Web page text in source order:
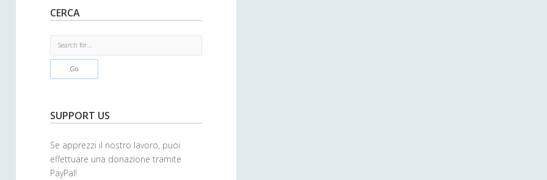
CERCA
e
h
SUPPORT US
Se apprezzi il nostro lavoro, puoi
effettuare una donazione tramite
PayPal!